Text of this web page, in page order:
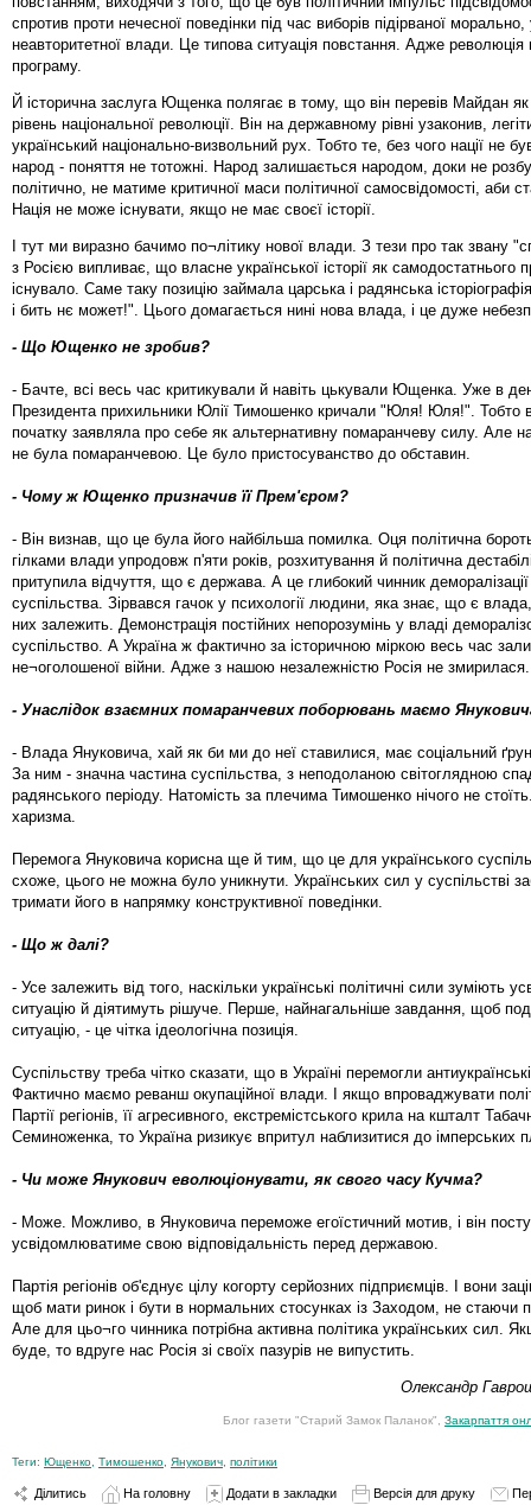
спротив проти нечесної поведінки під час виборів підірваної
неавторитетної влади. Це типова ситуація повстання. Адже революція
програму.
Й історична заслуга Ющенка полягає в тому, що він перевів Майдан
рівень національної революції. Він на державному рівні узаконив,
український національно-визвольний рух. Тобто те, без чого нації не
народ - поняття не тотожні. Народ залишається народом, доки не
політично, не матиме критичної маси політичної самосвідомості, аби
Нація не може існувати, якщо не має своєї історії.
І тут ми виразно бачимо по¬літику нової влади. З тези про так звану
з Росією випливає, що власне української історії як самодостатнього
існувало. Саме таку позицію займала царська і радянська
і бить нє может!". Цього домагається нині нова влада, і це дуже
- Що Ющенко не зробив?
- Бачте, всі весь час критикували й навіть цькували Ющенка. Уже в
Президента прихильники Юлії Тимошенко кричали "Юля! Юля!". Тобто
початку заявляла про себе як альтернативну помаранчеву силу. Але
не була помаранчевою. Це було пристосуванство до обставин.
- Чому ж Ющенко призначив її Прем'єром?
- Він визнав, що це була його найбільша помилка. Оця політична
гілками влади упродовж п'яти років, розхитування й політична
притупила відчуття, що є держава. А це глибокий чинник деморалізації
суспільства. Зірвався гачок у психології людини, яка знає, що є
них залежить. Демонстрація постійних непорозумінь у владі
суспільство. А Україна ж фактично за історичною міркою весь час
не¬оголошеної війни. Адже з нашою незалежністю Росія не змирилася.
- Унаслідок взаємних помаранчевих поборювань маємо
- Влада Януковича, хай як би ми до неї ставилися, має соціальний
За ним - значна частина суспільства, з неподоланою світоглядною
радянського періоду. Натомість за плечима Тимошенко нічого не
харизма.
Перемога Януковича корисна ще й тим, що це для українського
схоже, цього не можна було уникнути. Українських сил у суспільстві
тримати його в напрямку конструктивної поведінки.
- Що ж далі?
- Усе залежить від того, наскільки українські політичні сили зуміють
ситуацію й діятимуть рішуче. Перше, найнагальніше завдання, щоб
ситуацію, - це чітка ідеологічна позиція.
Суспільству треба чітко сказати, що в Україні перемогли
Фактично маємо реванш окупаційної влади. І якщо впроваджувати
Партії регіонів, її агресивного, екстремістського крила на кшталт
Семиноженка, то Україна ризикує впритул наблизитися до імперських
- Чи може Янукович еволюціонувати, як свого часу Кучма?
- Може. Можливо, в Януковича переможе егоїстичний мотив, і він
усвідомлюватиме свою відповідальність перед державою.
Партія регіонів об'єднує цілу когорту серйозних підприємців. І вони
щоб мати ринок і бути в нормальних стосунках із Заходом, не стаючи
Але для цьо¬го чинника потрібна активна політика українських сил.
буде, то вдруге нас Росія зі своїх пазурів не випустить.
Олександр
Блог газети "Старий Замок Паланок", Закарпаття
Теги: Ющенко Тимошенко Янукович політики
Ділитись На головну Додати в закладки Версія для друку